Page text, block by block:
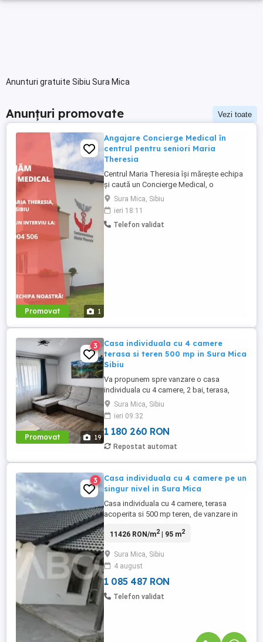
Anunturi gratuite Sibiu Sura Mica
Anunțuri promovate Vezi toate
Promovat 1
Angajare Concierge Medical în
centrul pentru seniori Maria
Theresia
Centrul Maria Theresia își mărește echipa
și caută un Concierge Medical, o
persoană organizată, empatică și
comunicativă, care să fie primul punct de
contact pentru pacienți și aparținători.
Responsabilități principale: - Gestionarea
Sura Mica, Sibiu
ieri 18:11
Telefon validat
Promovat 19
3
Casa individuala cu 4 camere
terasa si teren 500 mp in Sura Mica
Sibiu
Va propunem spre vanzare o casa
individuala cu 4 camere, 2 bai, terasa,
amplasata pe un teren de 500 mp, situata
in Sura Mica, la 5 minute de orasul Sibiu.
Casa are suprafata utila de 99 mp,
distribuita integral pe parter si compusa
din hol de acces dotat cu cuier si
pantofar, living, 3 dormitoare, ...
Sura Mica, Sibiu
ieri 09:32
1 180 260 RON
Repostat automat
3
Casa individuala cu 4 camere pe un
singur nivel in Sura Mica
Casa individuala cu 4 camere, terasa
acoperita si 500 mp teren, de vanzare in
Casa individuala, moderna si functionala,
Sura Mica, la doar cativa kilometri de
Sibiu. Proprietatea are o suprafata utila de
95 ...
11426 RON/m2| 95 m2
Sura Mica, Sibiu
4 august
1 085 487 RON
Telefon validat